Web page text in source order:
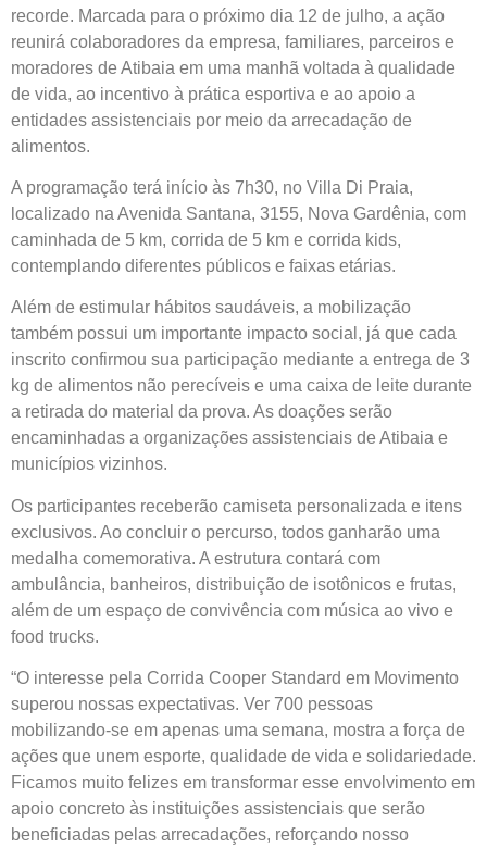
recorde. Marcada para o próximo dia 12 de julho, a ação
reunirá colaboradores da empresa, familiares, parceiros e
moradores de Atibaia em uma manhã voltada à qualidade
de vida, ao incentivo à prática esportiva e ao apoio a
entidades assistenciais por meio da arrecadação de
alimentos.
A programação terá início às 7h30, no Villa Di Praia,
localizado na Avenida Santana, 3155, Nova Gardênia, com
caminhada de 5 km, corrida de 5 km e corrida kids,
contemplando diferentes públicos e faixas etárias.
Além de estimular hábitos saudáveis, a mobilização
também possui um importante impacto social, já que cada
inscrito confirmou sua participação mediante a entrega de 3
kg de alimentos não perecíveis e uma caixa de leite durante
a retirada do material da prova. As doações serão
encaminhadas a organizações assistenciais de Atibaia e
municípios vizinhos.
Os participantes receberão camiseta personalizada e itens
exclusivos. Ao concluir o percurso, todos ganharão uma
medalha comemorativa. A estrutura contará com
ambulância, banheiros, distribuição de isotônicos e frutas,
além de um espaço de convivência com música ao vivo e
food trucks.
“O interesse pela Corrida Cooper Standard em Movimento
superou nossas expectativas. Ver 700 pessoas
mobilizando-se em apenas uma semana, mostra a força de
ações que unem esporte, qualidade de vida e solidariedade.
Ficamos muito felizes em transformar esse envolvimento em
apoio concreto às instituições assistenciais que serão
beneficiadas pelas arrecadações, reforçando nosso